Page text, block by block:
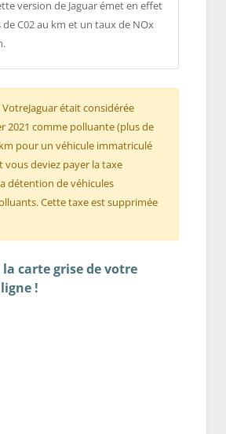
version de Jaguar émet en effet
de C02 au km et un taux de NOx
VotreJaguar était considérée
2021 comme polluante (plus de
pour un véhicule immatriculé
vous deviez payer la taxe
détention de véhicules
Cette taxe est supprimée
carte grise de votre
!